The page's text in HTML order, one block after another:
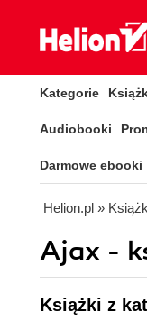
Kategorie
Audiobooki
Darmowe ebooki
Helion.pl »
Ajax -
Książki z